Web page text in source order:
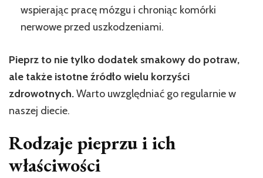
wspierając pracę mózgu i chroniąc komórki
nerwowe przed uszkodzeniami.
Pieprz to nie tylko dodatek smakowy do potraw,
ale także istotne źródło wielu korzyści
zdrowotnych.Warto uwzględniać go regularnie w
naszej diecie.
Rodzaje pieprzu i ich
właściwości